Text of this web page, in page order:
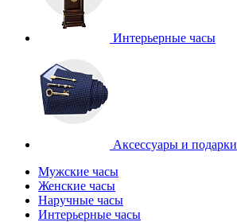
Интерьерные часы
Аксессуары и подарки
Мужские часы
Женские часы
Наручные часы
Интерьерные часы